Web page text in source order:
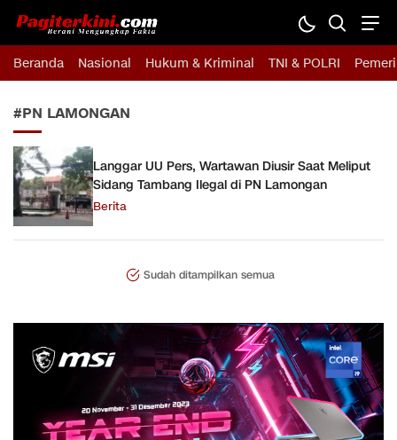
Pagiterkini.com
Berani Mengungkap Fakta
Beranda Nasional Hukum & Kriminal TNI & POLRI
#PN LAMONGAN
Langgar UU Pers, Wartawan Diusir Saat Meliput
Sidang Tambang Ilegal di PN Lamongan
Berita
Sudah ditampilkan semua